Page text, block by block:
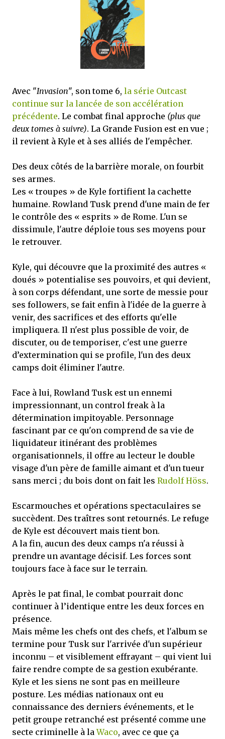
mettre sous tous les yeux. C'est cela...
Avec "Invasion", son tome 6, la série Outcast
continue sur la lancée de son accélération
précédente. Le combat final approche (plus que
deux tomes à suivre). La Grande Fusion est en vue ;
il revient à Kyle et à ses alliés de l'empêcher.
Des deux côtés de la barrière morale, on fourbit
ses armes.
Les « troupes » de Kyle fortifient la cachette
humaine. Rowland Tusk prend d'une main de fer
le contrôle des « esprits » de Rome. L'un se
dissimule, l'autre déploie tous ses moyens pour
le retrouver.
Kyle, qui découvre que la proximité des autres «
doués » potentialise ses pouvoirs, et qui devient,
à son corps défendant, une sorte de messie pour
ses followers, se fait enfin à l'idée de la guerre à
venir, des sacrifices et des efforts qu'elle
impliquera. Il n'est plus possible de voir, de
discuter, ou de temporiser, c'est une guerre
d’extermination qui se profile, l'un des deux
camps doit éliminer l'autre.
Face à lui, Rowland Tusk est un ennemi
impressionnant, un control freak à la
détermination impitoyable. Personnage
fascinant par ce qu'on comprend de sa vie de
liquidateur itinérant des problèmes
organisationnels, il offre au lecteur le double
visage d'un père de famille aimant et d'un tueur
sans merci ; du bois dont on fait les Rudolf Höss.
Escarmouches et opérations spectaculaires se
succèdent. Des traîtres sont retournés. Le refuge
de Kyle est découvert mais tient bon.
A la fin, aucun des deux camps n'a réussi à
prendre un avantage décisif. Les forces sont
toujours face à face sur le terrain.
Après le pat final, le combat pourrait donc
continuer à l’identique entre les deux forces en
présence.
Mais même les chefs ont des chefs, et l'album se
termine pour Tusk sur l'arrivée d'un supérieur
inconnu – et visiblement effrayant – qui vient lui
faire rendre compte de sa gestion exubérante.
Kyle et les siens ne sont pas en meilleure
posture. Les médias nationaux ont eu
connaissance des derniers événements, et le
petit groupe retranché est présenté comme une
secte criminelle à laWaco, avec ce que ça